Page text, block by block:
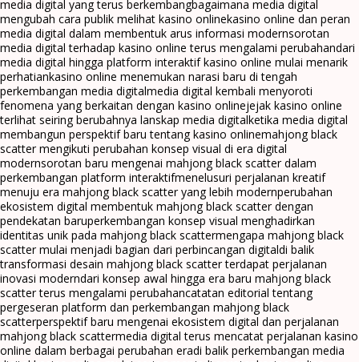
media digital yang terus berkembangbagaimana media digital
mengubah cara publik melihat kasino onlinekasino online dan peran
media digital dalam membentuk arus informasi modernsorotan
media digital terhadap kasino online terus mengalami perubahandari
media digital hingga platform interaktif kasino online mulai menarik
perhatiankasino online menemukan narasi baru di tengah
perkembangan media digitalmedia digital kembali menyoroti
fenomena yang berkaitan dengan kasino onlinejejak kasino online
terlihat seiring berubahnya lanskap media digitalketika media digital
membangun perspektif baru tentang kasino onlinemahjong black
scatter mengikuti perubahan konsep visual di era digital
modernsorotan baru mengenai mahjong black scatter dalam
perkembangan platform interaktifmenelusuri perjalanan kreatif
menuju era mahjong black scatter yang lebih modernperubahan
ekosistem digital membentuk mahjong black scatter dengan
pendekatan baruperkembangan konsep visual menghadirkan
identitas unik pada mahjong black scattermengapa mahjong black
scatter mulai menjadi bagian dari perbincangan digitaldi balik
transformasi desain mahjong black scatter terdapat perjalanan
inovasi moderndari konsep awal hingga era baru mahjong black
scatter terus mengalami perubahancatatan editorial tentang
pergeseran platform dan perkembangan mahjong black
scatterperspektif baru mengenai ekosistem digital dan perjalanan
mahjong black scattermedia digital terus mencatat perjalanan kasino
online dalam berbagai perubahan eradi balik perkembangan media